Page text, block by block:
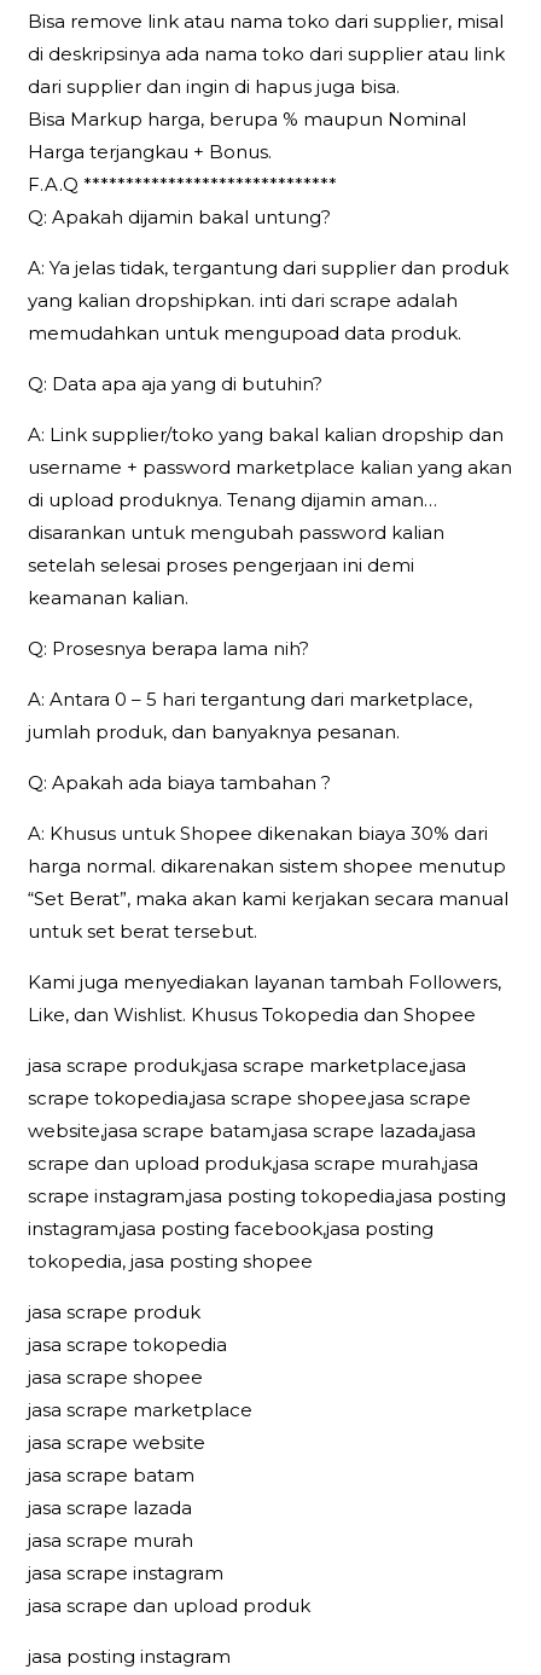
Bisa remove link atau nama toko dari supplier, misal
di deskripsinya ada nama toko dari supplier atau link
dari supplier dan ingin di hapus juga bisa.
Bisa Markup harga, berupa % maupun Nominal
Harga terjangkau + Bonus.
F.A.Q ******************************
Q: Apakah dijamin bakal untung?
A: Ya jelas tidak, tergantung dari supplier dan produk
yang kalian dropshipkan. inti dari scrape adalah
memudahkan untuk mengupoad data produk.
Q: Data apa aja yang di butuhin?
A: Link supplier/toko yang bakal kalian dropship dan
username + password marketplace kalian yang akan
di upload produknya. Tenang dijamin aman…
disarankan untuk mengubah password kalian
setelah selesai proses pengerjaan ini demi
keamanan kalian.
Q: Prosesnya berapa lama nih?
A: Antara 0 – 5 hari tergantung dari marketplace,
jumlah produk, dan banyaknya pesanan.
Q: Apakah ada biaya tambahan ?
A: Khusus untuk Shopee dikenakan biaya 30% dari
harga normal. dikarenakan sistem shopee menutup
“Set Berat”, maka akan kami kerjakan secara manual
untuk set berat tersebut.
Kami juga menyediakan layanan tambah Followers,
Like, dan Wishlist. Khusus Tokopedia dan Shopee
jasa scrape produk,jasa scrape marketplace,jasa
scrape tokopedia,jasa scrape shopee,jasa scrape
website,jasa scrape batam,jasa scrape lazada,jasa
scrape dan upload produk,jasa scrape murah,jasa
scrape instagram,jasa posting tokopedia,jasa posting
instagram,jasa posting facebook,jasa posting
tokopedia, jasa posting shopee
jasa scrape produk
jasa scrape tokopedia
jasa scrape shopee
jasa scrape marketplace
jasa scrape website
jasa scrape batam
jasa scrape lazada
jasa scrape murah
jasa scrape instagram
jasa scrape dan upload produk
jasa posting instagram